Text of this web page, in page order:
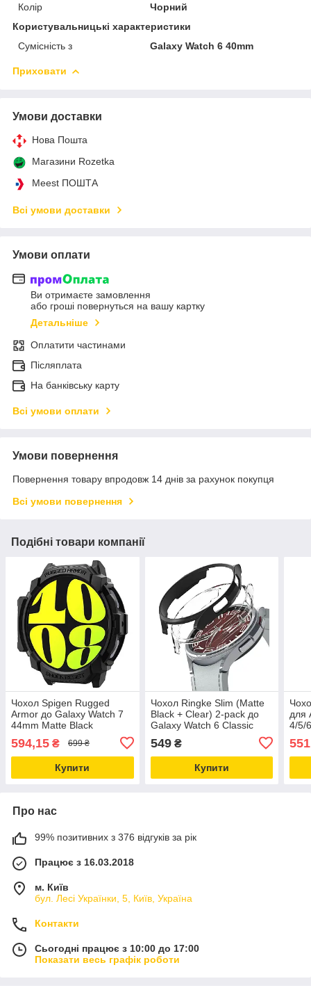
Колір
Чорний
Користувальницькі характеристики
Сумісність з
Galaxy Watch 6 40mm
Приховати
Умови доставки
Нова Пошта
Магазини Rozetka
Meest ПОШТА
Всі умови доставки
Умови оплати
Ви отримаєте замовлення
або гроші повернуться на вашу картку
Детальніше
Оплатити частинами
Післяплата
На банківську карту
Всі умови оплати
Умови повернення
Повернення товару впродовж 14 днів за рахунок покупця
Всі умови повернення
Подібні товари компанії
Чохол Spigen Rugged
Armor до Galaxy Watch 7
44mm Matte Black
594,15 ₴ 699 ₴
Купити
Чохол Ringke Slim (Matte
Black + Clear) 2-pack до
Galaxy Watch 6 Classic
549₴
Купити
для
4/5/
Про нас
99% позитивних з 376 відгуків за рік
Працює з 16.03.2018
м. Київ
бул. Лесі Українки, 5, Київ, Україна
Контакти
Сьогодні працює з 10:00 до 17:00
Показати весь графік роботи